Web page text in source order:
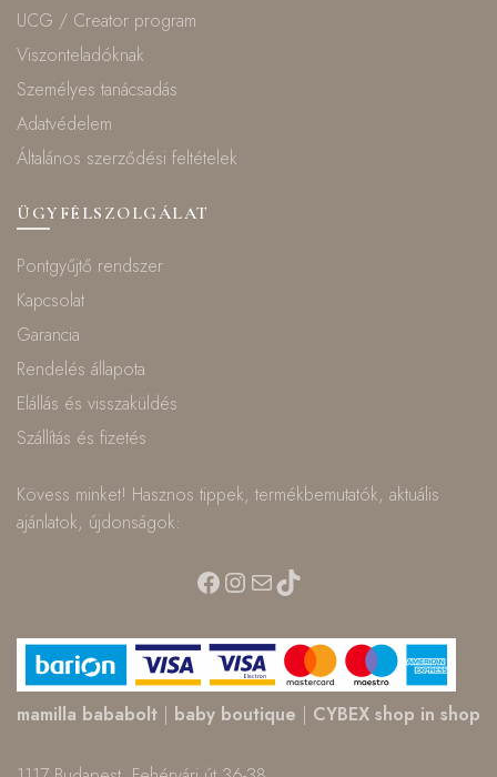
UCG / Creator program
Viszonteladóknak
Személyes tanácsadás
Adatvédelem
Általános szerződési feltételek
ÜGYFÉLSZOLGÁLAT
Pontgyűjtő rendszer
Kapcsolat
Garancia
Rendelés állapota
Elállás és visszaküldés
Szállítás és fizetés
Kövess minket! Hasznos tippek, termékbemutatók, aktuális
ajánlatok, újdonságok:
Facebook
Instagram
MailTikTok
mamilla bababolt | baby boutique | CYBEX shop in shop